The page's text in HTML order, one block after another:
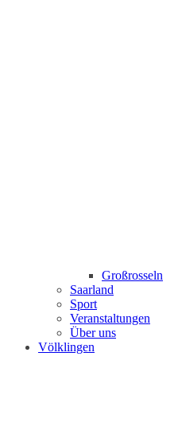
Großrosseln
Saarland
Sport
Veranstaltungen
Über uns
Völklingen